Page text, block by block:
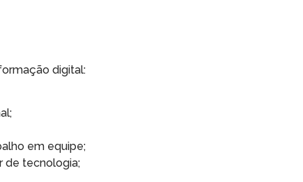
digital:
em equipe;
de tecnologia;